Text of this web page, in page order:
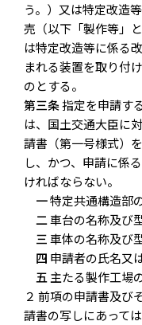
う。）又は特定改造
売（以下「製作等」
は特定改造等に係る
まれる装置を取り付
のとする。
第三条指定を申請す
は、国土交通大臣に
請書（第一号様式）
し、かつ、申請に係
ければならない。
一特定共通構造部
二車台の名称及び
三車体の名称及び
四 申請者の氏名又
五 主たる製作工場
２ 前項の申請書及び
請書の写しにあって